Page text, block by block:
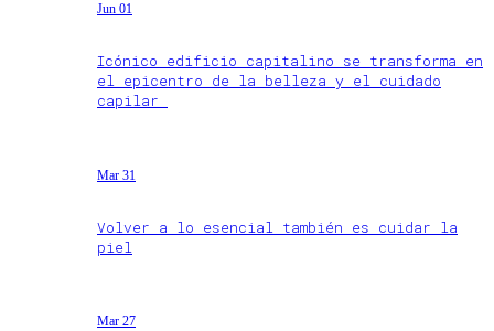
Jun 01
Icónico edificio capitalino se transforma en
el epicentro de la belleza y el cuidado
capilar
Mar 31
Volver a lo esencial también es cuidar la
piel
Mar 27